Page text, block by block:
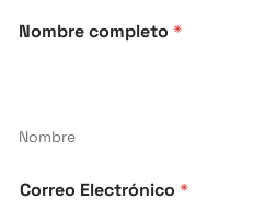
Nombre completo *
Nombre
Correo Electrónico *